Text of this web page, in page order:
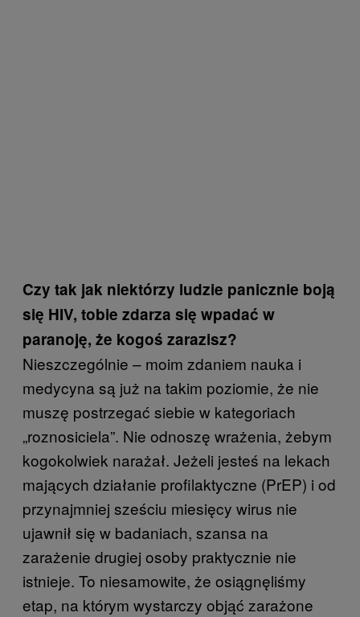
Czy tak jak niektórzy ludzie panicznie boją
się HIV, tobie zdarza się wpadać w
paranoję, że kogoś zarazisz?
Nieszczególnie – moim zdaniem nauka i
medycyna są już na takim poziomie, że nie
muszę postrzegać siebie w kategoriach
„roznosiciela”. Nie odnoszę wrażenia, żebym
kogokolwiek narażał. Jeżeli jesteś na lekach
mających działanie profilaktyczne (PrEP) i od
przynajmniej sześciu miesięcy wirus nie
ujawnił się w badaniach, szansa na
zarażenie drugiej osoby praktycznie nie
istnieje. To niesamowite, że osiągnęliśmy
etap, na którym wystarczy objąć zarażone